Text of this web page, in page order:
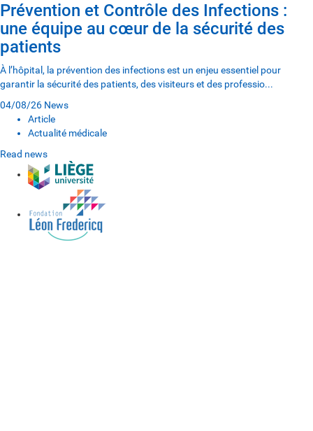
Prévention et Contrôle des Infections :
une équipe au cœur de la sécurité des
patients
À l’hôpital, la prévention des infections est un enjeu essentiel pour
garantir la sécurité des patients, des visiteurs et des professio...
04/08/26 News
Article
Actualité médicale
Read news